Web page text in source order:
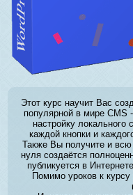
Этот курс научит Вас
популярной в мире CMS
настройку локального
каждой кнопки и
Также Вы получите и всю
нуля создаётся
публикуется в
Помимо уроков к